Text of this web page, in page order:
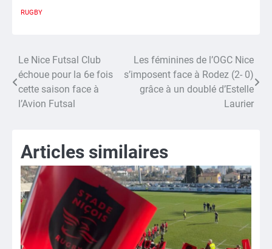
RUGBY
Navigation
de
l’article
Le Nice Futsal Club
échoue pour la 6e fois
cette saison face à
l’Avion Futsal
Les féminines de l’OGC Nice
s’imposent face à Rodez (2- 0)
grâce à un doublé d’Estelle
Laurier
Articles similaires